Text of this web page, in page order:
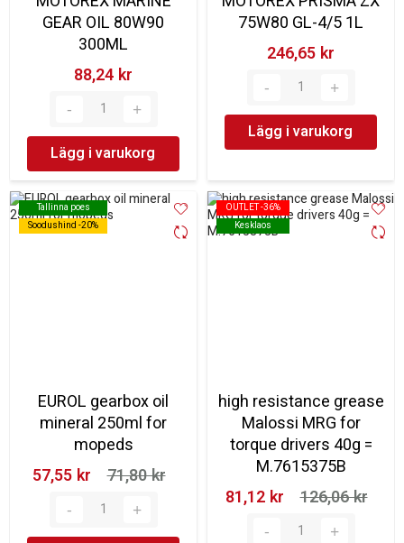
GEAR OIL 80W90
300ML
88,24 kr‎
Lägg i varukorg
75W80 GL-4/5 1L
246,65 kr‎
Lägg i varukorg
Tallinna poes
Soodushind -20%
Tallinna poes
Soodushind -20%
EUROL gearbox oil
mineral 250ml for
mopeds
57,55 kr‎
71,80 kr‎
OUTLET -36%
Kesklaos
OUTLET -36%
Kesklaos
high resistance grease
Malossi MRG for
torque drivers 40g =
M.7615375B
81,12 kr‎
126,06 kr‎